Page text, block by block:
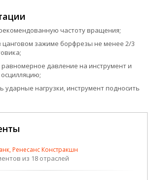
частоту вращения;
цанговом зажиме борфрезы не менее 2/3
давление на инструмент и
ударные нагрузки, инструмент подносить
Ренесанс Констракшн
из 18 отраслей